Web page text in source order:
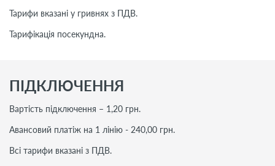
Тарифи вказані у гривнях з ПДВ.
Тарифікація посекундна.
ПІДКЛЮЧЕННЯ
Вартість підключення – 1,20 грн.
Авансовий платіж на 1 лінію - 240,00 грн.
Всі тарифи вказані з ПДВ.